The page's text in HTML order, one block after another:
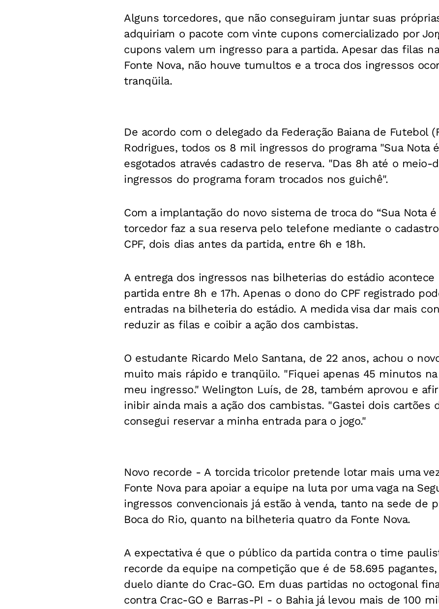
Alguns torcedores, que não conseguiram juntar suas
adquiriam o pacote com vinte cupons comercializado por
cupons valem um ingresso para a partida. Apesar das filas
Fonte Nova, não houve tumultos e a troca dos ingressos
tranqüila.
De acordo com o delegado da Federação Baiana de Futebol
Rodrigues, todos os 8 mil ingressos do programa "Sua Nota
esgotados através cadastro de reserva. "Das 8h até o meio-
ingressos do programa foram trocados nos guichê".
Com a implantação do novo sistema de troca do “Sua Nota é
torcedor faz a sua reserva pelo telefone mediante o
CPF, dois dias antes da partida, entre 6h e 18h.
A entrega dos ingressos nas bilheterias do estádio acontece
partida entre 8h e 17h. Apenas o dono do CPF registrado
entradas na bilheteria do estádio. A medida visa dar mais
reduzir as filas e coibir a ação dos cambistas.
O estudante Ricardo Melo Santana, de 22 anos, achou o
muito mais rápido e tranqüilo. "Fiquei apenas 45 minutos
meu ingresso." Welington Luís, de 28, também aprovou e
inibir ainda mais a ação dos cambistas. "Gastei dois cartões
consegui reservar a minha entrada para o jogo."
Novo recorde - A torcida tricolor pretende lotar mais uma
Fonte Nova para apoiar a equipe na luta por uma vaga na
ingressos convencionais já estão à venda, tanto na sede de
Boca do Rio, quanto na bilheteria quatro da Fonte Nova.
A expectativa é que o público da partida contra o time
recorde da equipe na competição que é de 58.695
duelo diante do Crac-GO. Em duas partidas no octogonal
contra Crac-GO e Barras-PI - o Bahia já levou mais de 100